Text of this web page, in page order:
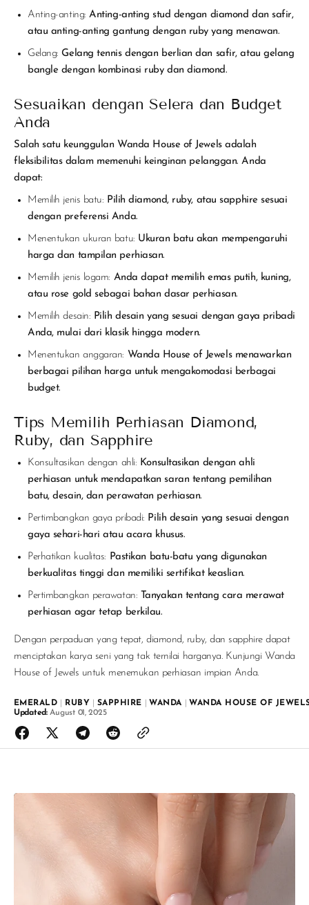
Anting-anting: Anting-anting stud dengan diamond dan safir,
atau anting-anting gantung dengan ruby yang menawan.
Gelang: Gelang tennis dengan berlian dan safir, atau gelang
bangle dengan kombinasi ruby dan diamond.
Sesuaikan dengan Selera dan Budget
Anda
Salah satu keunggulan Wanda House of Jewels adalah
fleksibilitas dalam memenuhi keinginan pelanggan. Anda
dapat:
Memilih jenis batu: Pilih diamond, ruby, atau sapphire sesuai
dengan preferensi Anda.
Menentukan ukuran batu: Ukuran batu akan mempengaruhi
harga dan tampilan perhiasan.
Memilih jenis logam: Anda dapat memilih emas putih, kuning,
atau rose gold sebagai bahan dasar perhiasan.
Memilih desain: Pilih desain yang sesuai dengan gaya pribadi
Anda, mulai dari klasik hingga modern.
Menentukan anggaran: Wanda House of Jewels menawarkan
berbagai pilihan harga untuk mengakomodasi berbagai
budget.
Tips Memilih Perhiasan Diamond,
Ruby, dan Sapphire
Konsultasikan dengan ahli: Konsultasikan dengan ahli
perhiasan untuk mendapatkan saran tentang pemilihan
batu, desain, dan perawatan perhiasan.
Pertimbangkan gaya pribadi: Pilih desain yang sesuai dengan
gaya sehari-hari atau acara khusus.
Perhatikan kualitas: Pastikan batu-batu yang digunakan
berkualitas tinggi dan memiliki sertifikat keaslian.
Pertimbangkan perawatan: Tanyakan tentang cara merawat
perhiasan agar tetap berkilau.
Dengan perpaduan yang tepat, diamond, ruby, dan sapphire dapat
menciptakan karya seni yang tak ternilai harganya. Kunjungi Wanda
House of Jewels untuk menemukan perhiasan impian Anda.
EMERALD RUBY SAPPHIRE WANDA
WANDA HOUSE OF
Updated:August 01, 2025